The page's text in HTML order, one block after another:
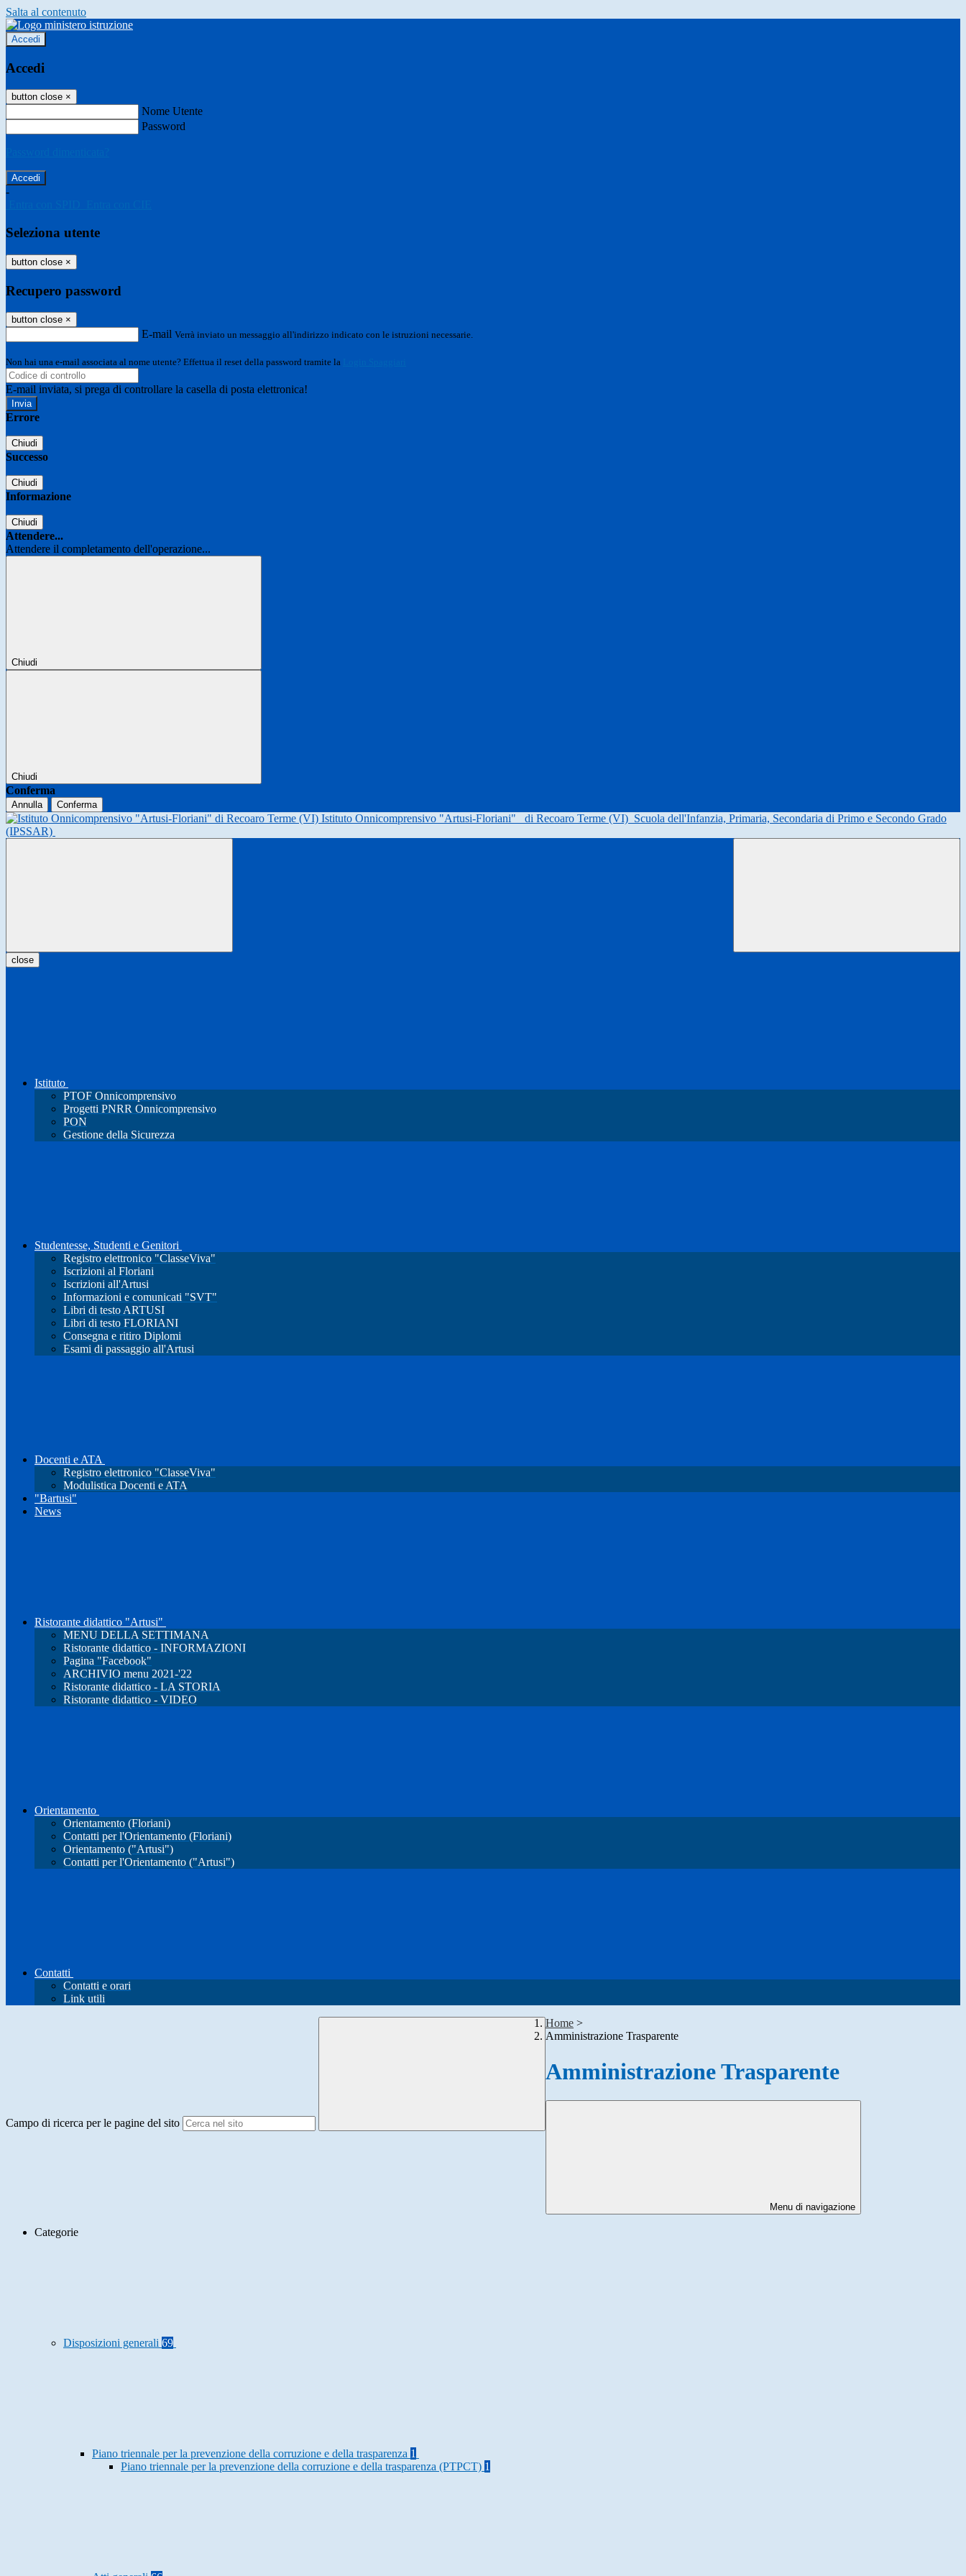
Salta al contenuto
Accedi
Accedi
button close ×
Nome Utente
Password
-
Seleziona utente
button close ×
Recupero password
button close ×
E-mail Verrà inviato un messaggio all'indirizzo indicato con le istruzioni necessarie.
Non hai una e-mail associata al nome utente? Effettua il reset della password tramite la
E-mail inviata, si prega di controllare la casella di posta elettronica!
Errore
Chiudi
Successo
Chiudi
Informazione
Chiudi
Attendere...
Attendere il completamento dell'operazione...
Chiudi
Chiudi
Conferma
Annulla Conferma
Istituto Onnicomprensivo "Artusi-Floriani" di Recoaro Terme (VI) Scuola dell'Infanzia, Primaria, Secondaria di Primo e Secondo Grado
(IPSSAR)
close
Istituto
PTOF Onnicomprensivo
Progetti PNRR Onnicomprensivo
PON
Gestione della Sicurezza
Studentesse, Studenti e Genitori
Registro elettronico "ClasseViva"
Iscrizioni al Floriani
Iscrizioni all'Artusi
Informazioni e comunicati "SVT"
Libri di testo ARTUSI
Libri di testo FLORIANI
Consegna e ritiro Diplomi
Esami di passaggio all'Artusi
Docenti e ATA
Registro elettronico "ClasseViva"
Modulistica Docenti e ATA
"Bartusi"
News
Ristorante didattico "Artusi"
MENU DELLA SETTIMANA
Ristorante didattico - INFORMAZIONI
Pagina "Facebook"
ARCHIVIO menu 2021-'22
Ristorante didattico - LA STORIA
Ristorante didattico - VIDEO
Orientamento
Orientamento (Floriani)
Contatti per l'Orientamento (Floriani)
Orientamento ("Artusi")
Contatti per l'Orientamento ("Artusi")
Contatti
Contatti e orari
Link utili
Campo di ricerca per le pagine del sito
Home >
Amministrazione Trasparente
Amministrazione Trasparente
Menu di navigazione
Categorie
Disposizioni generali 69
Piano triennale per la prevenzione della corruzione e della trasparenza 1
Piano triennale per la prevenzione della corruzione e della trasparenza (PTPCT) 1